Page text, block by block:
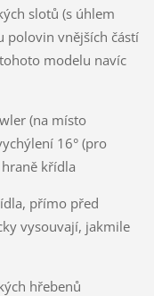
slotů (s úhlem
polovin vnějších částí
modelu navíc
(na místo
16° (pro
křídla
přímo před
vysouvají, jakmile
hřebenů